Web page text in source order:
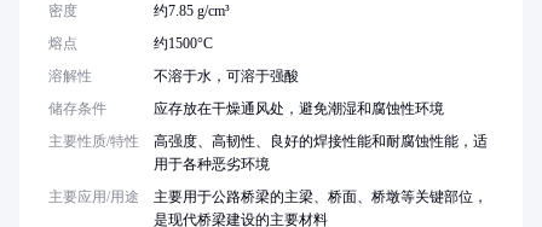
密度
约7.85 g/cm³
熔点
约1500°C
溶解性
不溶于水，可溶于强酸
储存条件
应存放在干燥通风处，避免潮湿和腐蚀性环境
主要性质/特性
高强度、高韧性、良好的焊接性能和耐腐蚀性能，适
用于各种恶劣环境
主要应用/用途
主要用于公路桥梁的主梁、桥面、桥墩等关键部位，
是现代桥梁建设的主要材料